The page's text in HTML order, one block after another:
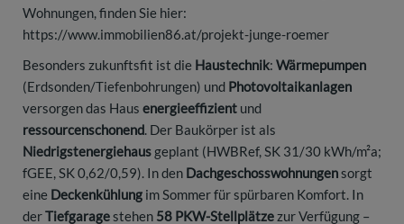
Wohnungen, finden Sie hier:
https://www.immobilien86.at/projekt-junge-roemer
Besonders zukunftsfit ist die Haustechnik: Wärmepumpen
(Erdsonden/Tiefenbohrungen) und Photovoltaikanlagen
versorgen das Haus energieeffizient und
ressourcenschonend. Der Baukörper ist als
Niedrigstenergiehaus geplant (HWBRef, SK 31/30 kWh/m²a;
fGEE, SK 0,62/0,59). In den Dachgeschosswohnungensorgt
eine Deckenkühlung im Sommer für spürbaren Komfort. In
derTiefgaragestehen 58 PKW-Stellplätzezur Verfügung –